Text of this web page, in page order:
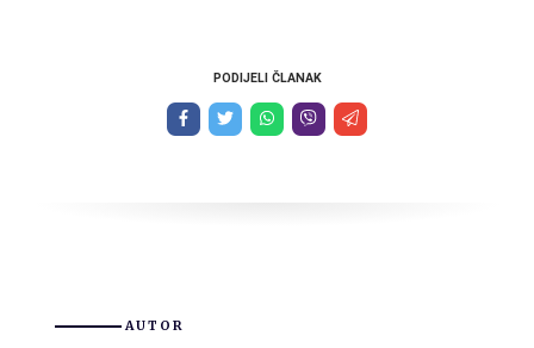
PODIJELI ČLANAK
AUTOR